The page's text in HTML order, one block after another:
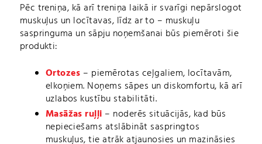
Pēc treniņa, kā arī treniņa laikā ir svarīgi nepārslogot
muskuļus un locītavas, līdz ar to – muskuļu
saspringuma un sāpju noņemšanai būs piemēroti šie
produkti:
Ortozes – piemērotas ceļgaliem, locītavām,
elkoņiem. Noņems sāpes un diskomfortu, kā arī
uzlabos kustību stabilitāti.
Masāžas ruļļi – noderēs situācijās, kad būs
nepieciešams atslābināt saspringtos
muskuļus, tie atrāk atjaunosies un mazināsies